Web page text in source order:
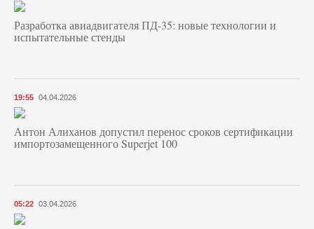
Разработка авиадвигателя ПД-35: новые технологии и
испытательные стенды
19:55 04.04.2026
Антон Алиханов допустил перенос сроков сертификации
импортозамещенного Superjet 100
05:22 03.04.2026